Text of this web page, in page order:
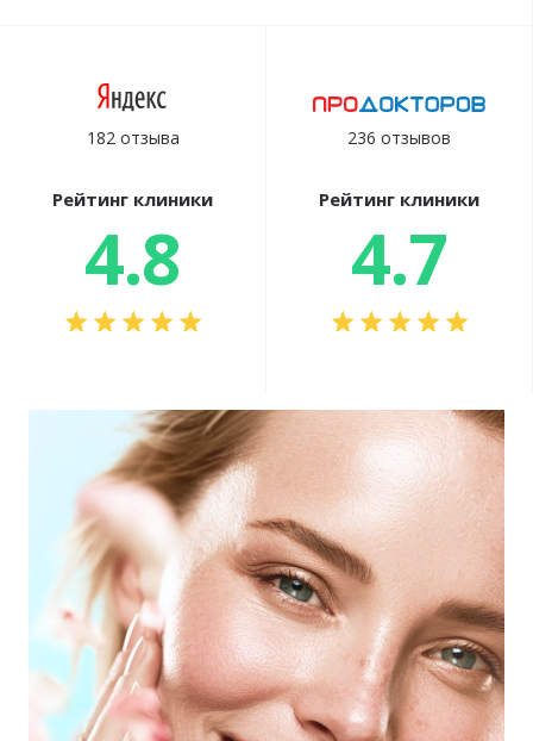
182 отзыва
Рейтинг клиники
4.8
236 отзывов
Рейтинг клиники
4.7